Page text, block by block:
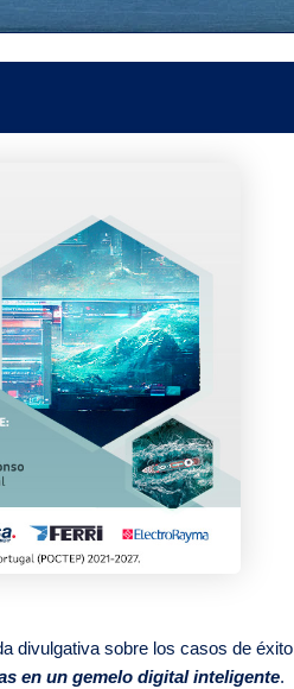
divulgativa sobre los casos de éxito
en un gemelo digital inteligente.